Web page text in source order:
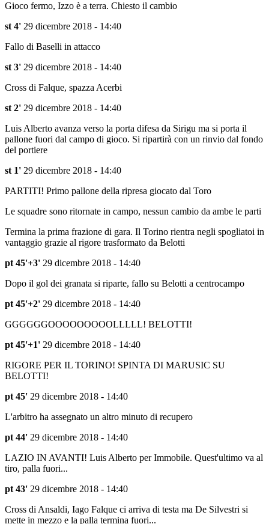
Gioco fermo, Izzo è a terra. Chiesto il cambio
st 4' 29 dicembre 2018 - 14:40
Fallo di Baselli in attacco
st 3' 29 dicembre 2018 - 14:40
Cross di Falque, spazza Acerbi
st 2' 29 dicembre 2018 - 14:40
Luis Alberto avanza verso la porta difesa da Sirigu ma si porta il
pallone fuori dal campo di gioco. Si ripartirà con un rinvio dal fondo
del portiere
st 1' 29 dicembre 2018 - 14:40
PARTITI! Primo pallone della ripresa giocato dal Toro
Le squadre sono ritornate in campo, nessun cambio da ambe le parti
Termina la prima frazione di gara. Il Torino rientra negli spogliatoi in
vantaggio grazie al rigore trasformato da Belotti
pt 45'+3' 29 dicembre 2018 - 14:40
Dopo il gol dei granata si riparte, fallo su Belotti a centrocampo
pt 45'+2' 29 dicembre 2018 - 14:40
GGGGGGOOOOOOOOOLLLLL! BELOTTI!
pt 45'+1' 29 dicembre 2018 - 14:40
RIGORE PER IL TORINO! SPINTA DI MARUSIC SU
BELOTTI!
pt 45' 29 dicembre 2018 - 14:40
L'arbitro ha assegnato un altro minuto di recupero
pt 44' 29 dicembre 2018 - 14:40
LAZIO IN AVANTI! Luis Alberto per Immobile. Quest'ultimo va al
tiro, palla fuori...
pt 43' 29 dicembre 2018 - 14:40
Cross di Ansaldi, Iago Falque ci arriva di testa ma De Silvestri si
mette in mezzo e la palla termina fuori...